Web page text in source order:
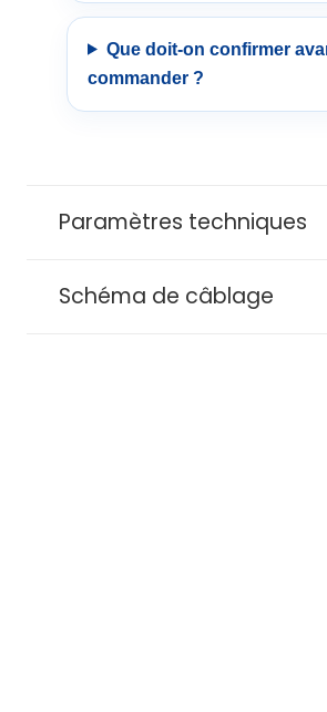
Que doit-on confirmer
commander ?
Paramètres techniques
Schéma de câblage